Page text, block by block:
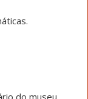
do museu,